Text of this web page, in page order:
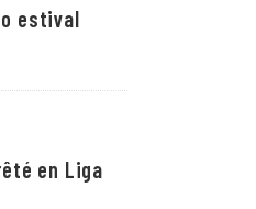
estival
en Liga